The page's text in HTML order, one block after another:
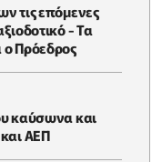
τις επόμενες
- Τα
ο Πρόεδρος
καύσωνα και
ΑΕΠ